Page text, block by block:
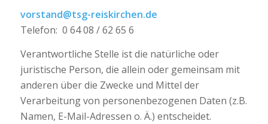
vorstand@tsg-reiskirchen.de
Telefon: 0 64 08 / 62 65 6
Verantwortliche Stelle ist die natürliche oder
juristische Person, die allein oder gemeinsam mit
anderen über die Zwecke und Mittel der
Verarbeitung von personenbezogenen Daten (z.B.
Namen, E-Mail-Adressen o. Ä.) entscheidet.